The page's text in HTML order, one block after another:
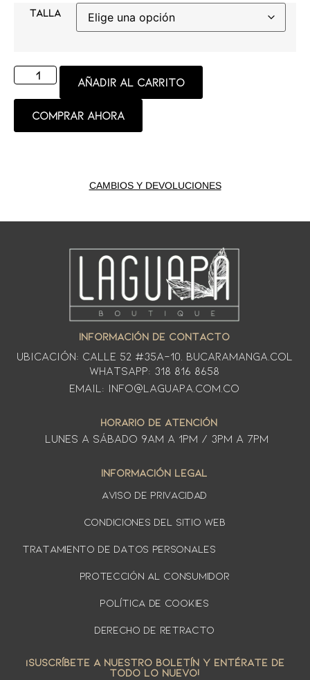
TALLA
Añadir al carrito
Comprar ahora
CAMBIOS Y DEVOLUCIONES
INFORMACIÓN DE CONTACTO
Ubicación: CALLE 52 #35A-10. Bucaramanga.Col
WhatsApp: 318 816 8658
Email: info@laguapa.com.co
HORARIO DE ATENCIÓN
LUNES A SÁbado 9am a 1pm / 3pm a 7pm
¡SUSCRÍBETE A NUESTRO BOLETÍN Y ENTÉRATE DE
TODO LO NUEVO!
INFORMACIÓN LEGAL
AVISO DE PRIVACIDAD
Condiciones del sitio web
TRATAMIENTO DE DATOS PERSONALES
PROTECCIÓN AL CONSUMIDOR
Política de cookies
DERECHO DE RETRACTO